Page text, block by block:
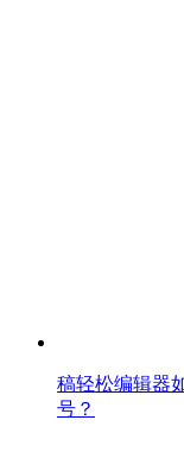
稿轻松编辑器
号？